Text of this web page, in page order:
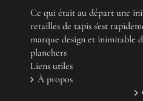
Ce qui était au départ une
retailles de tapis s'est
marque design et inimitable
planchers
Liens utiles
À propos